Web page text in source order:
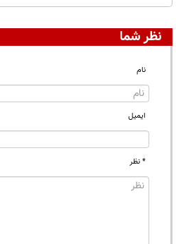
نظر شما
نام
ایمیل
* نظر